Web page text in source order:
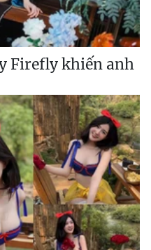
Firefly khiến anh